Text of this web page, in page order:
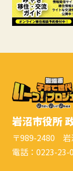
岩沼市役所
〒989-2480 岩
電話：0223-